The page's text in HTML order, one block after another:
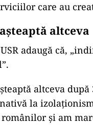
care au
altceva
adaugă că,
altceva
la
și am